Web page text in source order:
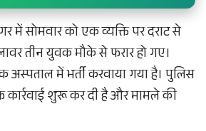
में सोमवार को एक व्यक्ति पर दराट से
तीन युवक मौके से फरार हो गए।
अस्पताल में भर्ती करवाया गया है। पुलिस
शुरू कर दी है और मामले की